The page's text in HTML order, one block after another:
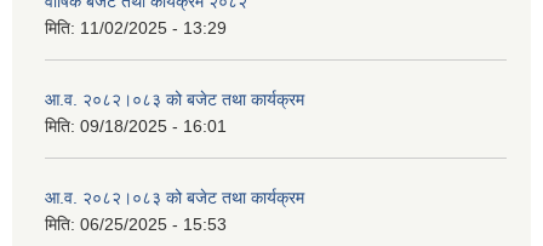
मिति: 11/02/2025 - 13:29
आ.व. २०८२।०८३ को बजेट तथा कार्यक्रम
मिति: 09/18/2025 - 16:01
आ.व. २०८२।०८३ को बजेट तथा कार्यक्रम
मिति: 06/25/2025 - 15:53